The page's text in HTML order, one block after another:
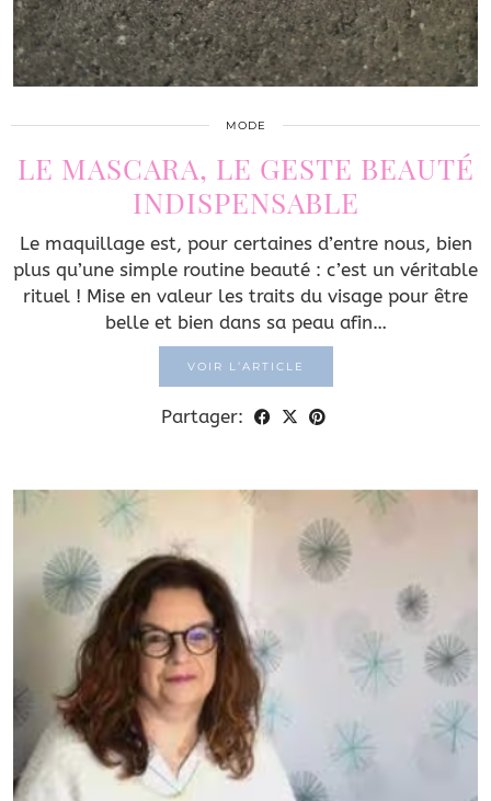
MODE
LE MASCARA, LE GESTE BEAUTÉ
INDISPENSABLE
Le maquillage est, pour certaines d’entre nous, bien
plus qu’une simple routine beauté : c’est un véritable
rituel ! Mise en valeur les traits du visage pour être
belle et bien dans sa peau afin…
VOIR L’ARTICLE
Partager: